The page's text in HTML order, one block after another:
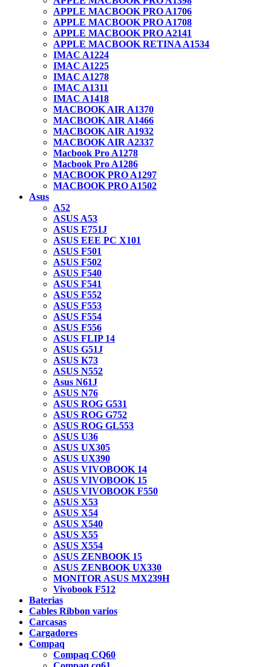
APPLE MACBOOK PRO A1706
APPLE MACBOOK PRO A1708
APPLE MACBOOK PRO A2141
APPLE MACBOOK RETINA A1534
IMAC A1224
IMAC A1225
IMAC A1278
IMAC A1311
IMAC A1418
MACBOOK AIR A1370
MACBOOK AIR A1466
MACBOOK AIR A1932
MACBOOK AIR A2337
Macbook Pro A1278
Macbook Pro A1286
MACBOOK PRO A1297
MACBOOK PRO A1502
Asus
A52
ASUS A53
ASUS E751J
ASUS EEE PC X101
ASUS F501
ASUS F502
ASUS F540
ASUS F541
ASUS F552
ASUS F553
ASUS F554
ASUS F556
ASUS FLIP 14
ASUS G51J
ASUS K73
ASUS N552
Asus N61J
ASUS N76
ASUS ROG G531
ASUS ROG G752
ASUS ROG GL553
ASUS U36
ASUS UX305
ASUS UX390
ASUS VIVOBOOK 14
ASUS VIVOBOOK 15
ASUS VIVOBOOK F550
ASUS X53
ASUS X54
ASUS X540
ASUS X55
ASUS X554
ASUS ZENBOOK 15
ASUS ZENBOOK UX330
MONITOR ASUS MX239H
Vivobook F512
Baterias
Cables Ribbon varios
Carcasas
Cargadores
Compaq
Compaq CQ60